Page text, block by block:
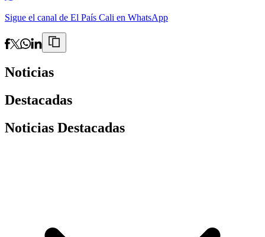
Sigue el canal de El País Cali en WhatsApp
Noticias
Destacadas
Noticias Destacadas